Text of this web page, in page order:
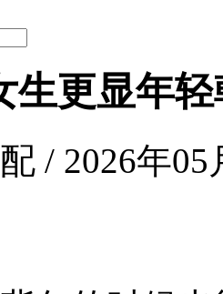
生更显年
/ 2026年05